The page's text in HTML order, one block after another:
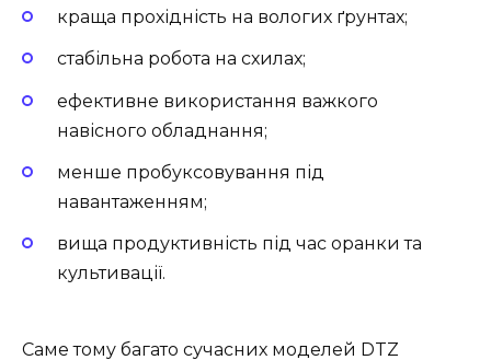
краща прохідність на вологих ґрунтах;
стабільна робота на схилах;
ефективне використання важкого
навісного обладнання;
менше пробуксовування під
навантаженням;
вища продуктивність під час оранки та
культивації.
Саме тому багато сучасних моделей DTZ